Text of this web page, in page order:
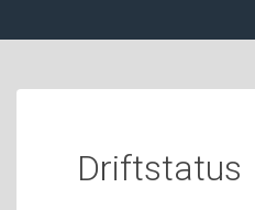
Driftstatus